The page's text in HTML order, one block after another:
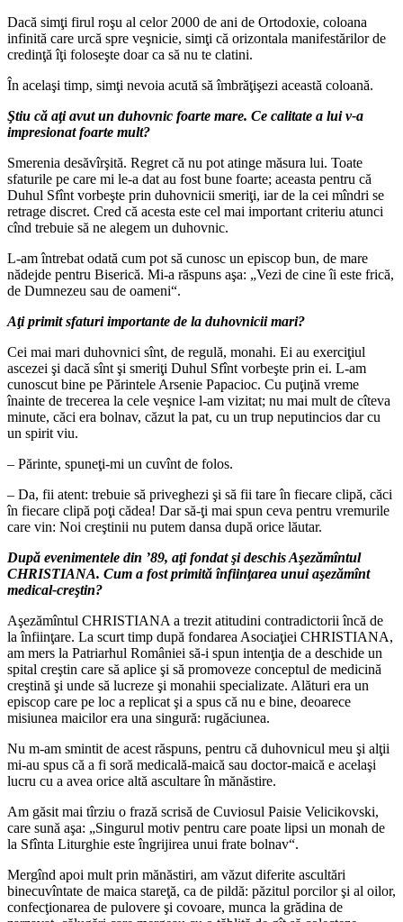
Dacă simţi firul roşu al celor 2000 de ani de Ortodoxie, coloana
infinită care urcă spre veşnicie, simţi că orizontala manifestărilor de
credinţă îţi foloseşte doar ca să nu te clatini.
În acelaşi timp, simţi nevoia acută să îmbrăţişezi această coloană.
Ştiu că aţi avut un duhovnic foarte mare. Ce calitate a lui v‑a
impresionat foarte mult?
Smerenia desăvîrşită. Regret că nu pot atinge măsura lui. Toate
sfaturile pe care mi le‑a dat au fost bune foarte; aceasta pentru că
Duhul Sfînt vorbeşte prin duhovnicii smeriţi, iar de la cei mîndri se
retrage discret. Cred că acesta este cel mai important criteriu atunci
cînd trebuie să ne alegem un duhovnic.
L‑am întrebat odată cum pot să cunosc un episcop bun, de mare
nădejde pentru Biserică. Mi‑a răspuns aşa: „Vezi de cine îi este frică,
de Dumnezeu sau de oameni“.
Aţi primit sfaturi importante de la duhovnicii mari?
Cei mai mari duhovnici sînt, de regulă, monahi. Ei au exerciţiul
ascezei şi dacă sînt şi smeriţi Duhul Sfînt vorbeşte prin ei. L‑am
cunoscut bine pe Părintele Arsenie Papacioc. Cu puţină vreme
înainte de trecerea la cele veşnice l‑am vizitat; nu mai mult de cîteva
minute, căci era bolnav, căzut la pat, cu un trup neputincios dar cu
un spirit viu.
– Părinte, spuneţi‑mi un cuvînt de folos.
– Da, fii atent: trebuie să priveghezi şi să fii tare în fiecare clipă, căci
în fiecare clipă poţi cădea! Dar să‑ţi mai spun ceva pentru vremurile
care vin: Noi creştinii nu putem dansa după orice lăutar.
După evenimentele din ’89, aţi fondat şi deschis Aşezămîntul
CHRISTIANA. Cum a fost primită înfiinţarea unui aşezămînt
medical‑creştin?
Aşezămîntul CHRISTIANA a trezit atitudini contradictorii încă de
la înfiinţare. La scurt timp după fondarea Asociaţiei CHRISTIANA,
am mers la Patriarhul României să‑i spun intenţia de a deschide un
spital creştin care să aplice şi să promoveze conceptul de medicină
creştină şi unde să lucreze şi monahii specializate. Alături era un
episcop care pe loc a replicat şi a spus că nu e bine, deoarece
misiunea maicilor era una singură: rugăciunea.
Nu m‑am smintit de acest răspuns, pentru că duhovnicul meu şi alţii
mi‑au spus că a fi soră medicală‑maică sau doctor‑maică e acelaşi
lucru cu a avea orice altă ascultare în mănăstire.
Am găsit mai tîrziu o frază scrisă de Cuviosul Paisie Velicikovski,
care sună aşa: „Singurul motiv pentru care poate lipsi un monah de
la Sfînta Liturghie este îngrijirea unui frate bolnav“.
Mergînd apoi mult prin mănăstiri, am văzut diferite ascultări
binecuvîntate de maica stareţă, ca de pildă: păzitul porcilor şi al oilor,
confecţionarea de pulovere şi covoare, munca la grădina de